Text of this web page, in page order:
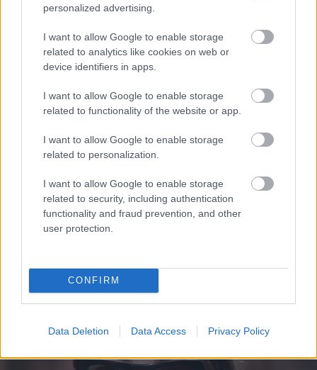
personalized advertising.
I want to allow Google to enable storage
related to analytics like cookies on web or
device identifiers in apps.
I want to allow Google to enable storage
related to functionality of the website or app.
I want to allow Google to enable storage
related to personalization.
I want to allow Google to enable storage
related to security, including authentication
functionality and fraud prevention, and other
user protection.
CONFIRM
Data Deletion Data Access Privacy Policy
Más világhírű nevek mellett Hailey Bieber is bevállalta a
bob frizurát, amivel újabb lavinát indított a közösségi
Northfoto
A legnagyobb divatházak bemutatóiról is
visszaköszönnek a legkülönfélébb bob változatok.
Tökéletes döntés lehet azoknak, akik kacérkodnak a
rövid haj gondolatával, de mégsem merik elsőre
bevállalni a teljesen rövid hajhosszt.